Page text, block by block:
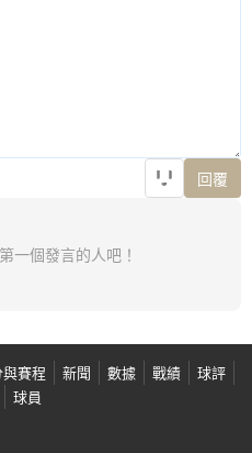
回覆
一個發言的人吧！
賽程 新聞 數據 戰績
球評
球員